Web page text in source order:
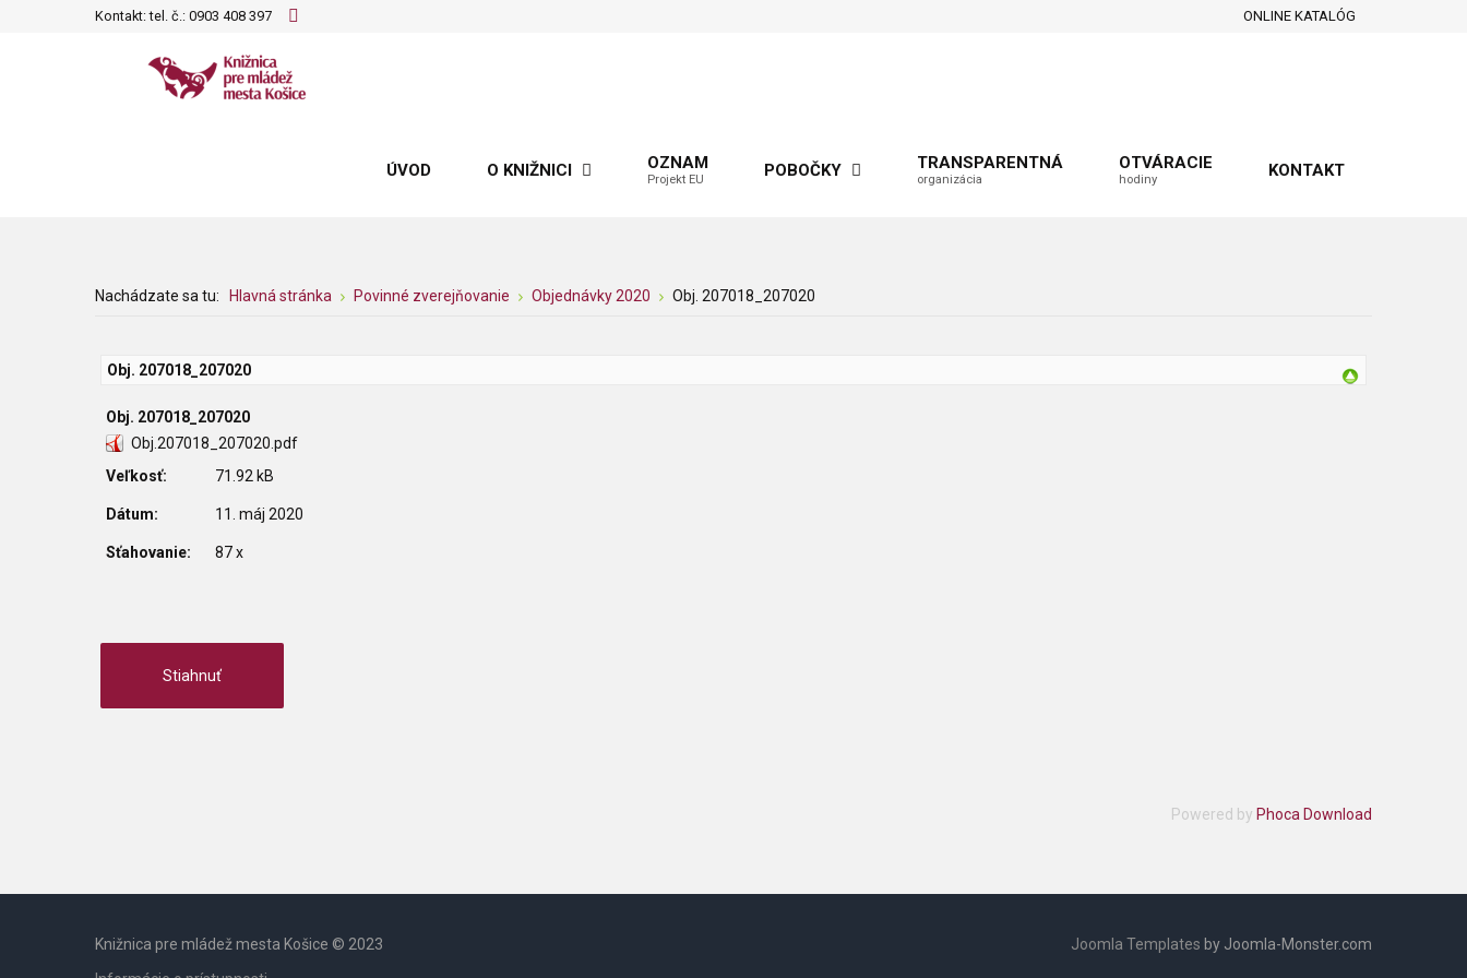
Kontakt: tel. č.: 0903 408 397 ONLINE KATALÓG
ÚVOD O KNIŽNICI OZNAM
Projekt EU POBOČKY TRANSPARENTNÁ
organizácia
OTVÁRACIE
hodiny KONTAKT
Nachádzate sa tu: Hlavná stránka Povinné zverejňovanie Objednávky 2020 Obj. 207018_207020
Obj. 207018_207020
Obj. 207018_207020
Obj.207018_207020.pdf
Veľkosť:
71.92 kB
Dátum: 11. máj 2020
Sťahovanie: 87 x
Powered by Phoca Download
Knižnica pre mládež mesta Košice © 2023
Joomla Templates by Joomla-Monster.com